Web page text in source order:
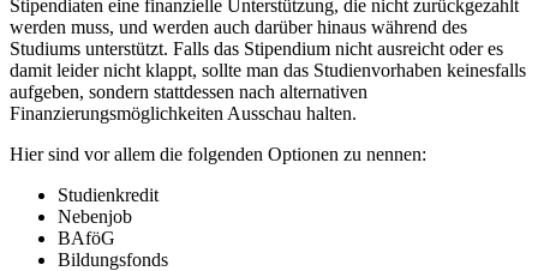
Stipendiaten eine finanzielle Unterstützung, die nicht zurückgezahlt
werden muss, und werden auch darüber hinaus während des
Studiums unterstützt. Falls das Stipendium nicht ausreicht oder es
damit leider nicht klappt, sollte man das Studienvorhaben keinesfalls
aufgeben, sondern stattdessen nach alternativen
Finanzierungsmöglichkeiten Ausschau halten.
Hier sind vor allem die folgenden Optionen zu nennen:
Studienkredit
Nebenjob
BAföG
Bildungsfonds